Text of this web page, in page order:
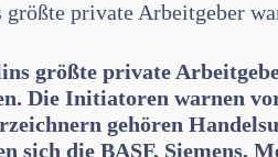
private Arbeitgeber
größte private
Die Initiatoren warnen
gehören
die BASF, Siemens,